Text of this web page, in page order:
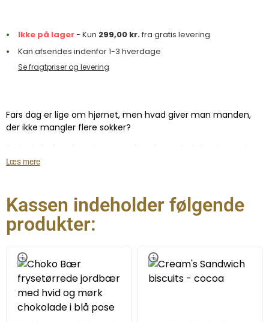
Ikke på lager- Kun 299,00 kr.fra gratis levering
Kan afsendes indenfor 1-3 hverdage
Se fragtpriser og levering
Fars dag er lige om hjørnet, men hvad giver man manden,
der ikke mangler flere sokker?
denne 'Fars Favoritter'-kasse fyldt med lækkerier, der med
Kassen byder på en række udvalgte Nordthy lækkerier i form
af bl.a. lakridskugler, chokolader, salt mix, nødder og meget
mere!
Læs mere
Kassen indeholder følgende
produkter: